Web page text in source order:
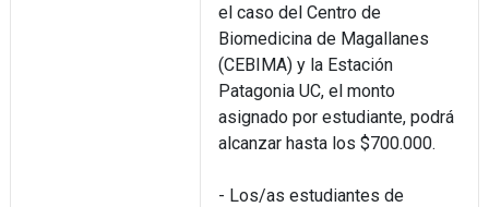
el caso del Centro de
Biomedicina de Magallanes
(CEBIMA) y la Estación
Patagonia UC, el monto
asignado por estudiante, podrá
alcanzar hasta los $700.000.
- Los/as estudiantes de